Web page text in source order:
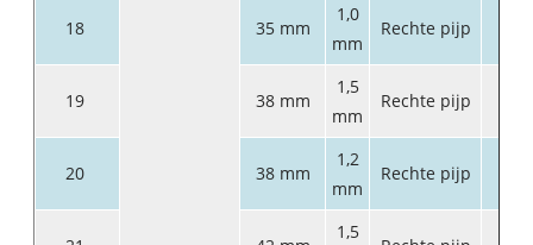
18 35 mm
1,0
mm
Rechte pijp
19 38 mm
1,5
mm
Rechte pijp
20 38 mm
1,2
mm
Rechte pijp
1,5